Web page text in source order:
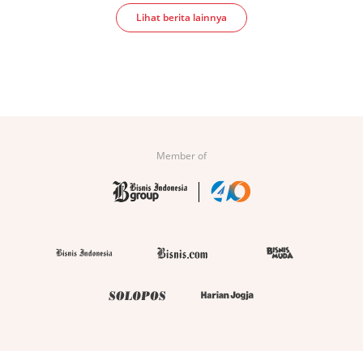
Lihat berita lainnya
Member of